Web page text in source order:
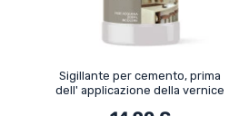
Sigillante per cemento, prima
dell' applicazione della vernice